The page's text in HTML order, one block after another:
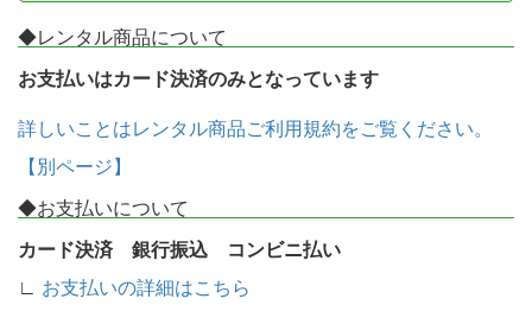
◆レンタル商品について
お支払いはカード決済のみとなっています
詳しいことはレンタル商品ご利用規約をご覧ください。
【別ページ】
◆お支払いについて
カード決済 銀行振込 コンビニ払い
∟ お支払いの詳細はこちら